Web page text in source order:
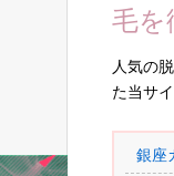
毛を
人気の
た当サ
銀座